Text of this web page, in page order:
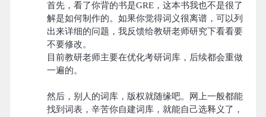
首先，看了你背的书是GRE，这本书我也不是很了
解是如何制作的。如果你觉得词义很离谱，可以列
出来详细的问题，我反馈给教研老师研究下看看要
不要修改。
目前教研老师主要在优化考研词库，后续都会重做
一遍的。
然后，别人的词库，版权就随缘吧。网上一般都能
找到词表，辛苦你自建词库，就能自己选释义了，